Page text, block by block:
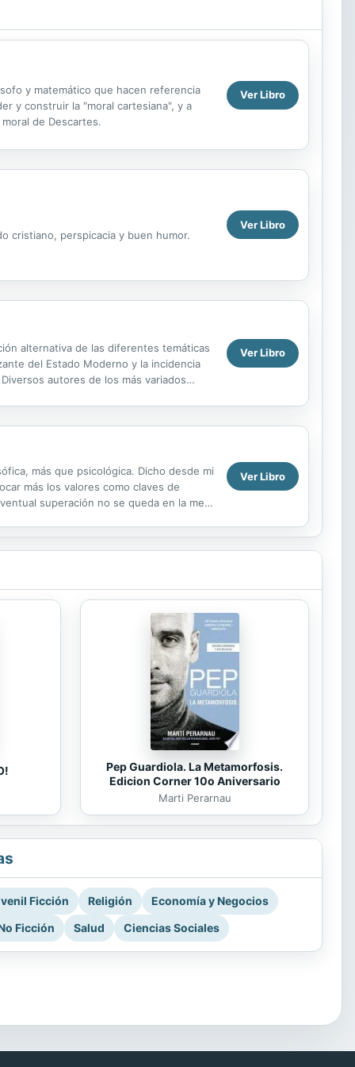
y matemático que hacen referencia
y construir la "moral cartesiana", y a
de Descartes.
Ver Libro
cristiano, perspicacia y buen humor.
Ver Libro
alternativa de las diferentes temáticas
del Estado Moderno y la incidencia
autores de los más variados
Ver Libro
más que psicológica. Dicho desde mi
más los valores como claves de
superación no se queda en la mera
Ver Libro
Pep Guardiola. La Metamorfosis.
Edicion Corner 10o Aniversario
Marti Perarnau
Ficción Religión
Economía y Negocios
Ficción
Salud Ciencias Sociales